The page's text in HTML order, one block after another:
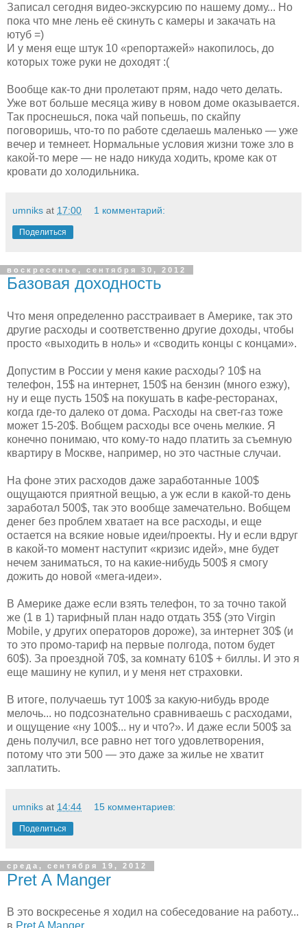
Записал сегодня видео-экскурсию по нашему дому... Но
пока что мне лень её скинуть с камеры и закачать на
ютуб =)
И у меня еще штук 10 «репортажей» накопилось, до
которых тоже руки не доходят :(
Вообще как-то дни пролетают прям, надо чето делать.
Уже вот больше месяца живу в новом доме оказывается.
Так проснешься, пока чай попьешь, по скайпу
поговоришь, что-то по работе сделаешь маленько — уже
вечер и темнеет. Нормальные условия жизни тоже зло в
какой-то мере — не надо никуда ходить, кроме как от
кровати до холодильника.
umniks at 17:00 1 комментарий:
Поделиться
воскресенье, сентября 30, 2012
Базовая доходность
Что меня определенно расстраивает в Америке, так это
другие расходы и соответственно другие доходы, чтобы
просто «выходить в ноль» и «сводить концы с концами».
Допустим в России у меня какие расходы? 10$ на
телефон, 15$ на интернет, 150$ на бензин (много езжу),
ну и еще пусть 150$ на покушать в кафе-ресторанах,
когда где-то далеко от дома. Расходы на свет-газ тоже
может 15-20$. Вобщем расходы все очень мелкие. Я
конечно понимаю, что кому-то надо платить за съемную
квартиру в Москве, например, но это частные случаи.
На фоне этих расходов даже заработанные 100$
ощущаются приятной вещью, а уж если в какой-то день
заработал 500$, так это вообще замечательно. Вобщем
денег без проблем хватает на все расходы, и еще
остается на всякие новые идеи/проекты. Ну и если вдруг
в какой-то момент наступит «кризис идей», мне будет
нечем заниматься, то на какие-нибудь 500$ я смогу
дожить до новой «мега-идеи».
В Америке даже если взять телефон, то за точно такой
же (1 в 1) тарифный план надо отдать 35$ (это Virgin
Mobile, у других операторов дороже), за интернет 30$ (и
то это промо-тариф на первые полгода, потом будет
60$). За проездной 70$, за комнату 610$ + биллы. И это я
еще машину не купил, и у меня нет страховки.
В итоге, получаешь тут 100$ за какую-нибудь вроде
мелочь... но подсознательно сравниваешь с расходами,
и ощущение «ну 100$... ну и что?». И даже если 500$ за
день получил, все равно нет того удовлетворения,
потому что эти 500 — это даже за жилье не хватит
заплатить.
umniks at 14:44 15 комментариев:
Поделиться
среда, сентября 19, 2012
Pret A Manger
В это воскресенье я ходил на собеседование на работу...